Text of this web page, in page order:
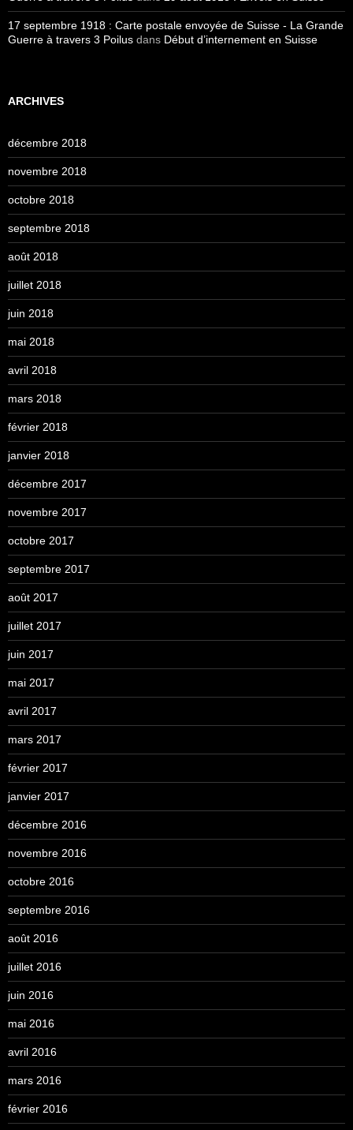
17 septembre 1918 : Carte postale envoyée de Suisse - La Grande
Guerre à travers 3 Poilus dans Début d’internement en Suisse
ARCHIVES
décembre 2018
novembre 2018
octobre 2018
septembre 2018
août 2018
juillet 2018
juin 2018
mai 2018
avril 2018
mars 2018
février 2018
janvier 2018
décembre 2017
novembre 2017
octobre 2017
septembre 2017
août 2017
juillet 2017
juin 2017
mai 2017
avril 2017
mars 2017
février 2017
janvier 2017
décembre 2016
novembre 2016
octobre 2016
septembre 2016
août 2016
juillet 2016
juin 2016
mai 2016
avril 2016
mars 2016
février 2016